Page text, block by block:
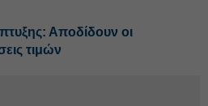
Αποδίδουν οι
τιμών